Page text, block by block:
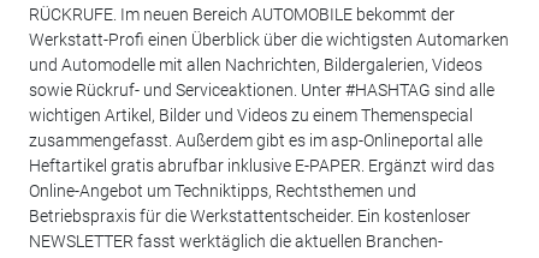
RÜCKRUFE. Im neuen Bereich AUTOMOBILE bekommt der
Werkstatt-Profi einen Überblick über die wichtigsten Automarken
und Automodelle mit allen Nachrichten, Bildergalerien, Videos
sowie Rückruf- und Serviceaktionen. Unter #HASHTAG sind alle
wichtigen Artikel, Bilder und Videos zu einem Themenspecial
zusammengefasst. Außerdem gibt es im asp-Onlineportal alle
Heftartikel gratis abrufbar inklusive E-PAPER. Ergänzt wird das
Online-Angebot um Techniktipps, Rechtsthemen und
Betriebspraxis für die Werkstattentscheider. Ein kostenloser
NEWSLETTER fasst werktäglich die aktuellen Branchen-